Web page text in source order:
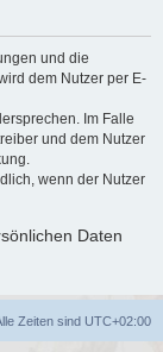
und die
dem Nutzer per E-
Im Falle
und dem Nutzer
wenn der Nutzer
Daten
Zeiten sind UTC+02:00